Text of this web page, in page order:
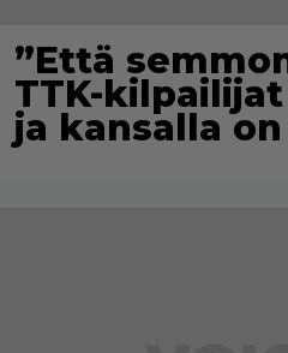
”Että
TTK-
ja kansalla